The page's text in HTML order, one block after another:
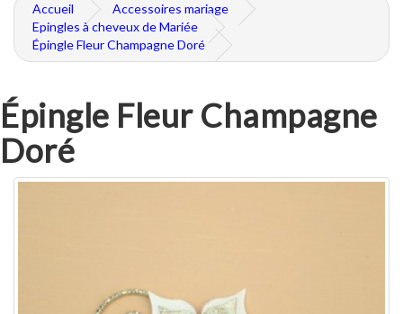
Accueil
Accessoires mariage
Epingles à cheveux de Mariée
Épingle Fleur Champagne Doré
Épingle Fleur Champagne
Doré